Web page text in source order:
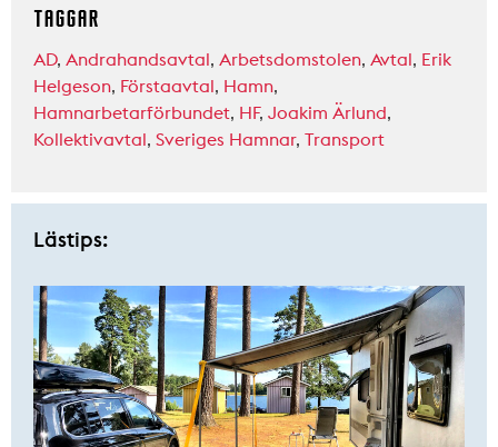
TAGGAR
AD, Andrahandsavtal, Arbetsdomstolen, Avtal, Erik
Helgeson, Förstaavtal, Hamn,
Hamnarbetarförbundet, HF, Joakim Ärlund,
Kollektivavtal, Sveriges Hamnar, Transport
Lästips: